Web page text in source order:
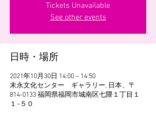
Tickets Unavailable
See other events
日時・場所
2021年10月30日 14:00 – 14:50
末永文化センター ギャラリー, 日本、〒
814-0133 福岡県福岡市城南区七隈１丁目１
１−５０